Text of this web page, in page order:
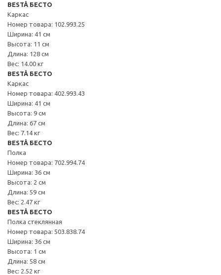
BESTÅ БЕСТО
Каркас
Номер товара: 102.993.25
Ширина: 41 см
Высота: 11 см
Длина: 128 см
Вес: 14.00 кг
BESTÅ БЕСТО
Каркас
Номер товара: 402.993.43
Ширина: 41 см
Высота: 9 см
Длина: 67 см
Вес: 7.14 кг
BESTÅ БЕСТО
Полка
Номер товара: 702.994.74
Ширина: 36 см
Высота: 2 см
Длина: 59 см
Вес: 2.47 кг
BESTÅ БЕСТО
Полка стеклянная
Номер товара: 503.838.74
Ширина: 36 см
Высота: 1 см
Длина: 58 см
Вес: 2.52 кг